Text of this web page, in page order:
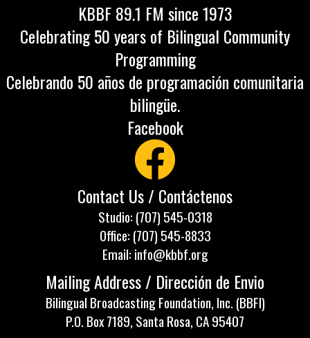
KBBF 89.1 FM since 1973
Celebrating 50 years of Bilingual Community
Programming
Celebrando 50 años de programación comunitaria
bilingüe.
Facebook
Contact Us / Contáctenos
Studio: (707) 545-0318
Office: (707) 545-8833
Email: info@kbbf.org
Mailing Address / Dirección de Envio
Bilingual Broadcasting Foundation, Inc. (BBFI)
P.O. Box 7189, Santa Rosa, CA 95407